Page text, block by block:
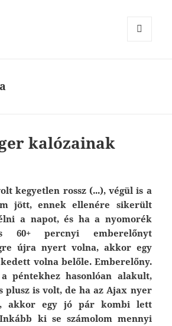
kalózainak
kegyetlen rossz (...), végül is a
jött, ennek ellenére sikerült
a napot, és ha a nyomorék
60+ percnyi emberelőnyt
újra nyert volna, akkor egy
volna belőle. Emberelőny.
péntekhez hasonlóan alakult,
plusz is volt, de ha az Ajax nyer
akkor egy jó pár kombi lett
ki se számolom mennyi